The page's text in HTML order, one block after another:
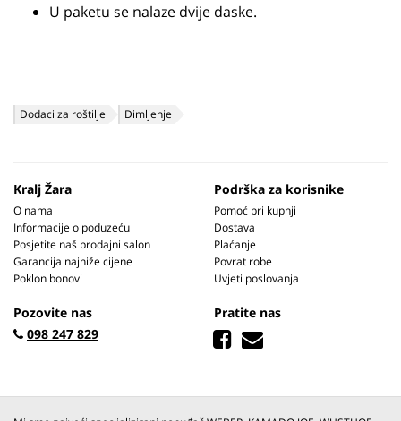
U paketu se nalaze dvije daske.
Dodaci za roštilje Dimljenje
Kralj Žara
O nama
Informacije o poduzeću
Posjetite naš prodajni salon
Garancija najniže cijene
Poklon bonovi
Podrška za korisnike
Pomoć pri kupnji
Dostava
Plaćanje
Povrat robe
Uvjeti poslovanja
Pozovite nas
098 247 829
Pratite nas